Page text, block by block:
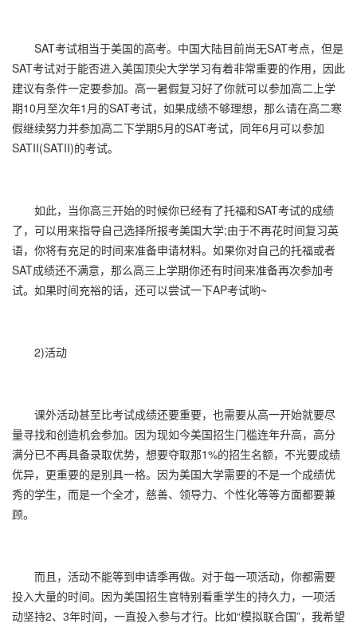
SAT考试相当于美国的高考。中国大陆目前尚无SAT考点，但是
SAT考试对于能否进入美国顶尖大学学习有着非常重要的作用，因此
建议有条件一定要参加。高一暑假复习好了你就可以参加高二上学
期10月至次年1月的SAT考试，如果成绩不够理想，那么请在高二寒
假继续努力并参加高二下学期5月的SAT考试，同年6月可以参加
SATII(SATII)的考试。
如此，当你高三开始的时候你已经有了托福和SAT考试的成绩
了，可以用来指导自己选择所报考美国大学;由于不再花时间复习英
语，你将有充足的时间来准备申请材料。如果你对自己的托福或者
SAT成绩还不满意，那么高三上学期你还有时间来准备再次参加考
试。如果时间充裕的话，还可以尝试一下AP考试哟~
2)活动
课外活动甚至比考试成绩还要重要，也需要从高一开始就要尽
量寻找和创造机会参加。因为现如今美国招生门槛连年升高，高分
满分已不再具备录取优势，想要夺取那1%的招生名额，不光要成绩
优异，更重要的是别具一格。因为美国大学需要的不是一个成绩优
秀的学生，而是一个全才，慈善、领导力、个性化等等方面都要兼
顾。
而且，活动不能等到申请季再做。对于每一项活动，你都需要
投入大量的时间。因为美国招生官特别看重学生的持久力，一项活
动坚持2、3年时间，一直投入参与才行。比如“模拟联合国”，我希望